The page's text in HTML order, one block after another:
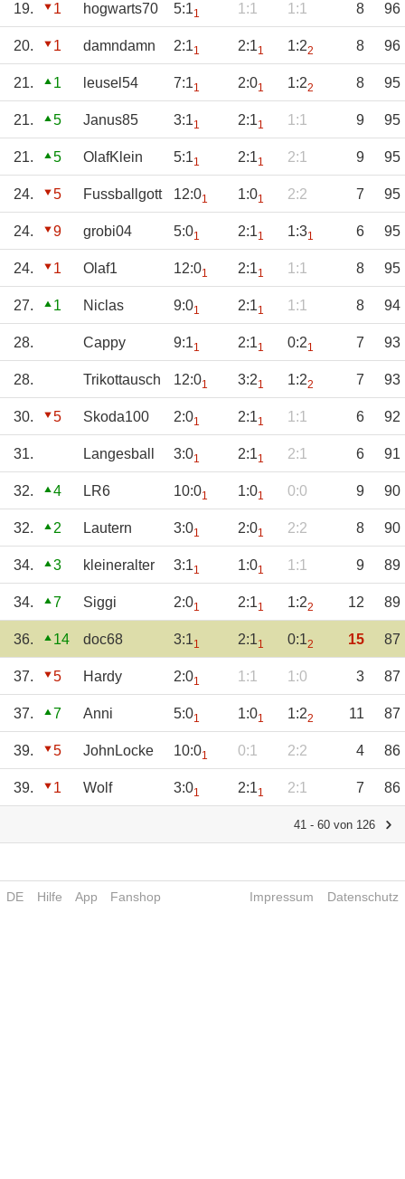
19. 1 hogwarts70 5:11 1:1 1:1 8 96
20. 1 damndamn 2:11 2:11 1:22 8 96
21. 1 leusel54 7:11 2:01 1:22 8 95
21. 5 Janus85 3:11 2:11 1:1 9 95
21. 5 OlafKlein 5:11 2:11 2:1 9 95
24. 5 Fussballgott 12:01 1:01 2:2 7 95
24. 9 grobi04 5:01 2:11 1:31 6 95
24. 1 Olaf1 12:01 2:11 1:1 8 95
27. 1 Niclas 9:01 2:11 1:1 8 94
28. Cappy 9:11 2:11 0:21 7 93
28. Trikottausch 12:01 3:21 1:22 7 93
30. 5 Skoda100 2:01 2:11 1:1 6 92
31. Langesball 3:01 2:11 2:1 6 91
32. 4 LR6 10:01 1:01 0:0 9 90
32. 2 Lautern 3:01 2:01 2:2 8 90
34. 3 kleineralter 3:11 1:01 1:1 9 89
34. 7 Siggi 2:01 2:11 1:22 12 89
36. 14 doc68 3:11 2:11 0:12 15 87
37. 5 Hardy 2:01 1:1 1:0 3 87
37. 7 Anni 5:01 1:01 1:22 11 87
39. 5 JohnLocke 10:01 0:1 2:2 4 86
39. 1 Wolf 3:01 2:11 2:1 7 86
41 - 60 von 126
DE Hilfe App Fanshop Impressum Datenschutz